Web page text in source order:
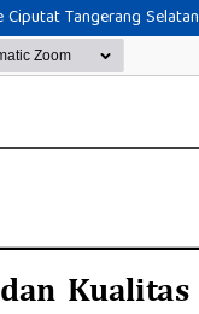
Tangerang Selatan